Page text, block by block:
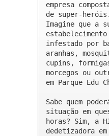
empresa
de super-heróis.
Imagine que a
infestado por
aranhas,
cupins,
morcegos ou
em Parque Edu
Sabe quem
situação em
horas? Sim, a
dedetizadora em